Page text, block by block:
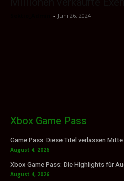
- Juni 26, 2024
Xbox Game Pass
Game Pass: Diese Titel verlassen
August 4, 2026
Xbox Game Pass: Die Highlights für
August 4, 2026